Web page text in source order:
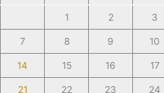
1 2 3
7 8 9 10
14 15 16 17
21 22 23 24